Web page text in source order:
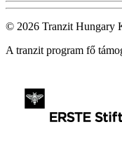
© 2026 Tranzit Hungary
A tranzit program fő